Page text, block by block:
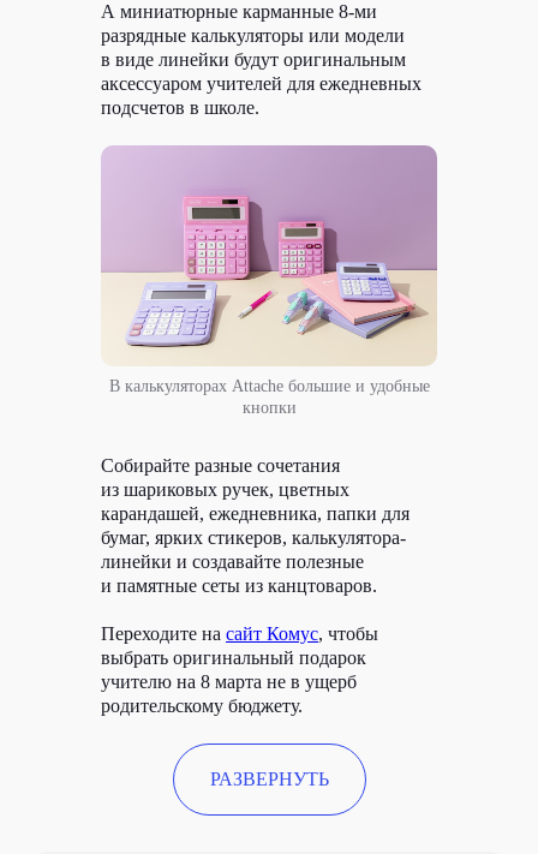
А миниатюрные карманные 8-ми
разрядные калькуляторы или модели
в виде линейки будут оригинальным
аксессуаром учителей для ежедневных
подсчетов в школе.
В калькуляторах Attache большие и удобные
кнопки
Собирайте разные сочетания
из шариковых ручек, цветных
карандашей, ежедневника, папки для
бумаг, ярких стикеров, калькулятора-
линейки и создавайте полезные
и памятные сеты из канцтоваров.
Переходите на сайт Комус, чтобы
выбрать оригинальный подарок
учителю на 8 марта не в ущерб
родительскому бюджету.
РАЗВЕРНУТЬ